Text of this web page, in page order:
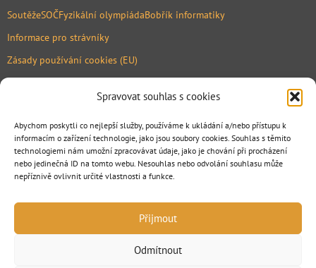
Spravovat souhlas s cookies
Abychom poskytli co nejlepší služby, používáme k ukládání a/nebo přístupu k
informacím o zařízení technologie, jako jsou soubory cookies. Souhlas s těmito
technologiemi nám umožní zpracovávat údaje, jako je chování při procházení
nebo jedinečná ID na tomto webu. Nesouhlas nebo odvolání souhlasu může
nepříznivě ovlivnit určité vlastnosti a funkce.
Přijmout
Odmítnout
SoutěžeSOČFyzikální olympiádaBobřík informatiky
Informace pro strávníky
Zásady používání cookies (EU)